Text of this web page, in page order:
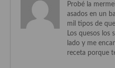
Cocina Catalana
Cocina Extremeña
Probé la
asados en un
mil tipos de
Los quesos los
lado y me
receta porque